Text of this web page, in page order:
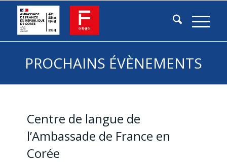
PROCHAINS ÉVÈNEMENTS
Centre de langue de
l’Ambassade de France en
Corée